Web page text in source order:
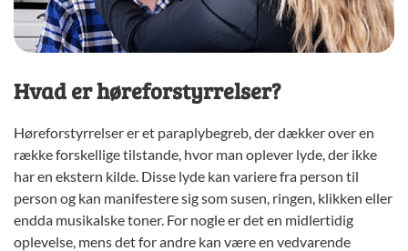
Hvad er høreforstyrrelser?
Høreforstyrrelser er et paraplybegreb, der dækker over en
række forskellige tilstande, hvor man oplever lyde, der ikke
har en ekstern kilde. Disse lyde kan variere fra person til
person og kan manifestere sig som susen, ringen, klikken eller
endda musikalske toner. For nogle er det en midlertidig
oplevelse, mens det for andre kan være en vedvarende